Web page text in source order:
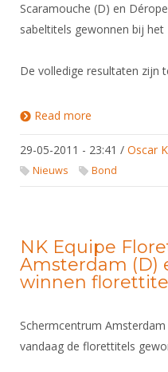
Contact
Medewerkers
Samenwerking
Nieuws
Oprichting Vereniging
Overschrijven leden
KNAS Keurmerk
JPT
Veteranenwedstrijden
Wedstrijdorganisatie
Aanvragen van
Scheidsrechterslijst
Verwerk wedstrijduitslagen
NK organiseren
Voor scheidsrechters
Nieuws
Scheidsrechter Documentatie
Opleidingen
Infotheek
Bibliotheek
Touché
Scaramouche (D) en
sabeltitels gewonnen bij het
De volledige resultaten zijn
Read more
29-05-2011 - 23:41 / Oscar
Nieuws Bond
NK Equipe
Amsterdam (D)
winnen
Schermcentrum Amsterdam
vandaag de florettitels